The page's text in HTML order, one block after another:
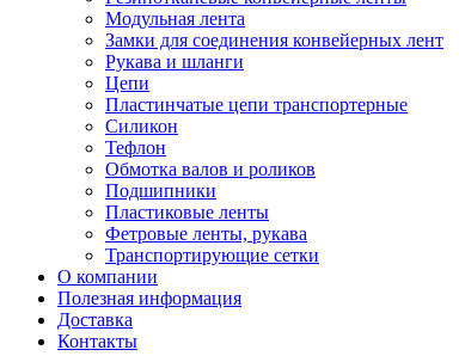
Модульная лента
Замки для соединения конвейерных лент
Рукава и шланги
Цепи
Пластинчатые цепи транспортерные
Силикон
Тефлон
Обмотка валов и роликов
Подшипники
Пластиковые ленты
Фетровые ленты, рукава
Транспортирующие сетки
О компании
Полезная информация
Доставка
Контакты